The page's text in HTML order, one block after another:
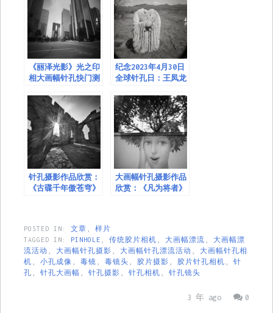
《丽泽光影》光之印
相大画幅针孔快门测
纪念2023年4月30日
全球针孔日：王凤龙
针孔摄影作品欣赏：
《古碟千年傲苍穹》
大画幅针孔摄影作品
欣赏：《凡为将者》
POSTED IN: 文章
样片
TAGGED IN: PINHOLE 传统胶片相机 大画幅漂流
大画幅漂
流活动
大画幅针孔摄影 大画幅针孔漂流活动
大画幅针孔相
机
小孔成像 毒镜 毒镜头 胶片摄影 胶片针孔相机
针
孔
针孔大画幅 针孔摄影 针孔相机 针孔镜头
0
3 年 ago